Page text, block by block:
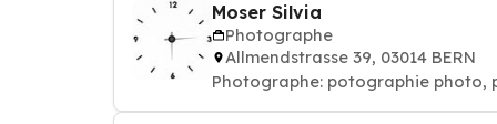
Moser Silvia
Photographe
Allmendstrasse 39, 03014 BERN
Photographe: potographie